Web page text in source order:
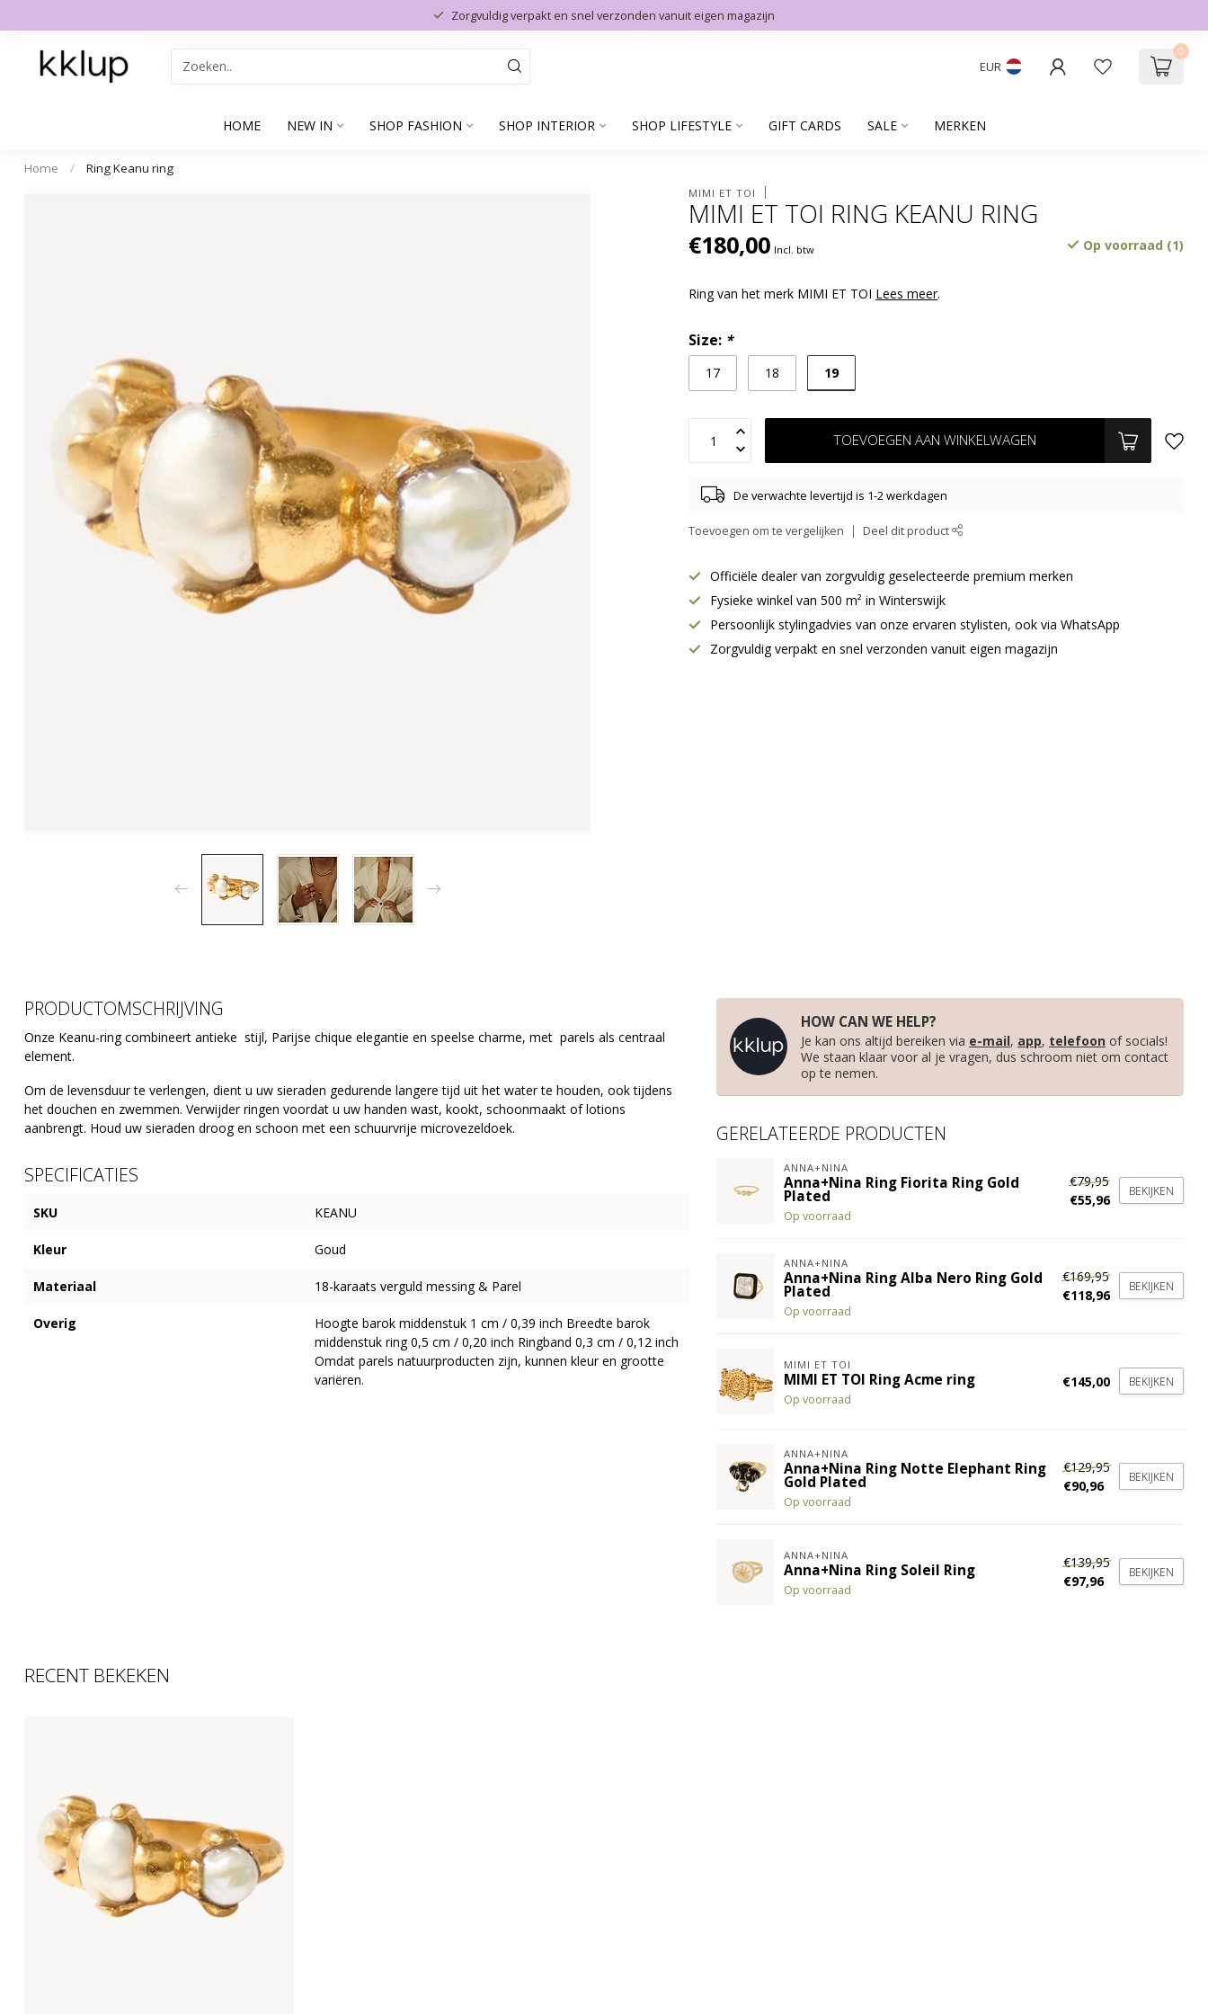
Zorgvuldig verpakt en snel verzonden vanuit eigen magazijn
EUR
0
HOME NEW IN SHOP FASHION SHOP INTERIOR SHOP LIFESTYLE GIFT CARDS SALE MERKEN
Home / Ring Keanu ring
MIMI ET TOI
MIMI ET TOI RING KEANU RING
€180,00 Incl. btw Op voorraad (1)
Ring van het merk MIMI ET TOI Lees meer.
Size: *
17 18 19
TOEVOEGEN AAN WINKELWAGEN
De verwachte levertijd is 1-2 werkdagen
Toevoegen om te vergelijken Deel dit product
Officiële dealer van zorgvuldig geselecteerde premium merken
Fysieke winkel van 500 m² in Winterswijk
Persoonlijk stylingadvies van onze ervaren stylisten, ook via WhatsApp
Zorgvuldig verpakt en snel verzonden vanuit eigen magazijn
PRODUCTOMSCHRIJVING
Onze Keanu-ring combineert antieke stijl, Parijse chique elegantie en speelse charme, met parels als centraal
element.
Om de levensduur te verlengen, dient u uw sieraden gedurende langere tijd uit het water te houden, ook tijdens
het douchen en zwemmen. Verwijder ringen voordat u uw handen wast, kookt, schoonmaakt of lotions
aanbrengt. Houd uw sieraden droog en schoon met een schuurvrije microvezeldoek.
SPECIFICATIES
SKU KEANU
Kleur Goud
Materiaal 18-karaats verguld messing & Parel
Overig
Hoogte barok middenstuk 1 cm / 0,39 inch Breedte barok
middenstuk ring 0,5 cm / 0,20 inch Ringband 0,3 cm / 0,12 inch
Omdat parels natuurproducten zijn, kunnen kleur en grootte
variëren.
HOW CAN WE HELP?
Je kan ons altijd bereiken via e-mail, app, telefoon of socials!
We staan klaar voor al je vragen, dus schroom niet om contact
op te nemen.
GERELATEERDE PRODUCTEN
ANNA+NINA
Anna+Nina Ring Fiorita Ring Gold
Plated
Op voorraad
€79,95
€55,96
BEKIJKEN
ANNA+NINA
Anna+Nina Ring Alba Nero Ring Gold
Plated
Op voorraad
€169,95
€118,96
BEKIJKEN
MIMI ET TOI
MIMI ET TOI Ring Acme ring
Op voorraad
€145,00 BEKIJKEN
ANNA+NINA
Anna+Nina Ring Notte Elephant Ring
Gold Plated
Op voorraad
€129,95
€90,96
BEKIJKEN
ANNA+NINA
Anna+Nina Ring Soleil Ring
Op voorraad
€139,95
€97,96
BEKIJKEN
RECENT BEKEKEN